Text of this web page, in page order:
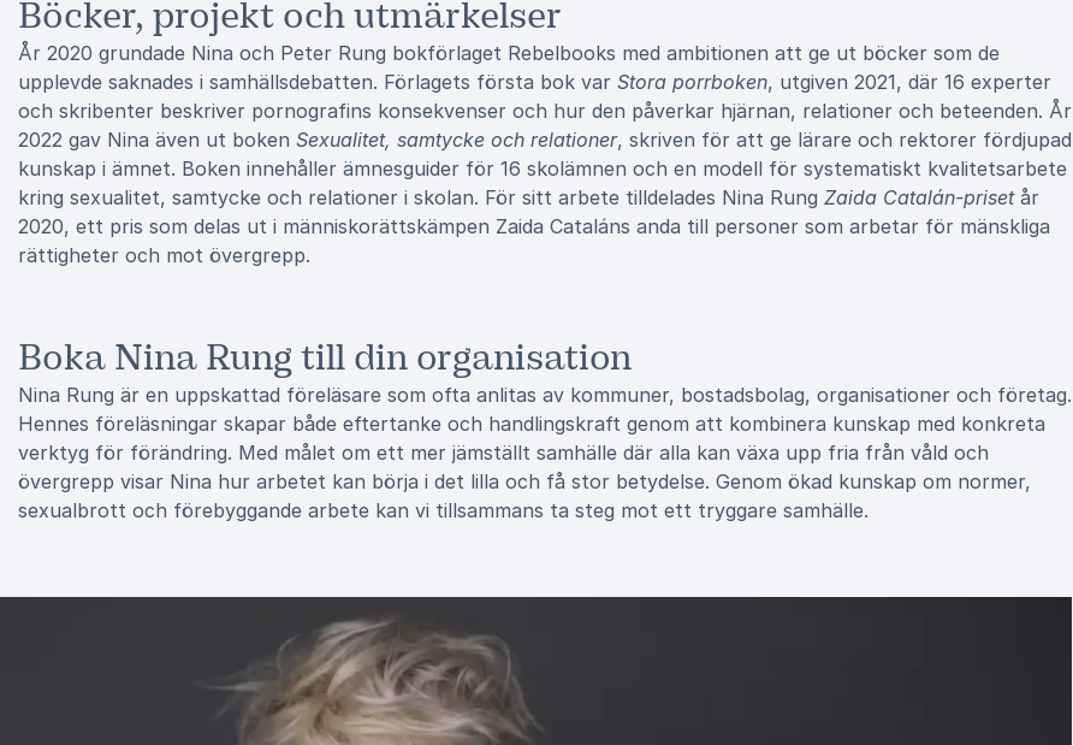
Böcker, projekt och utmärkelser
År 2020 grundade Nina och Peter Rung bokförlaget Rebelbooks med ambitionen att ge ut böcker som de
upplevde saknades i samhällsdebatten. Förlagets första bok var Stora porrboken, utgiven 2021, där 16 experter
och skribenter beskriver pornografins konsekvenser och hur den påverkar hjärnan, relationer och beteenden. År
2022 gav Nina även ut boken Sexualitet, samtycke och relationer, skriven för att ge lärare och rektorer fördjupad
kunskap i ämnet. Boken innehåller ämnesguider för 16 skolämnen och en modell för systematiskt kvalitetsarbete
kring sexualitet, samtycke och relationer i skolan. För sitt arbete tilldelades Nina Rung Zaida Catalán-prisetår
2020, ett pris som delas ut i människorättskämpen Zaida Cataláns anda till personer som arbetar för mänskliga
rättigheter och mot övergrepp.
Boka Nina Rung till din organisation
Nina Rung är en uppskattad föreläsare som ofta anlitas av kommuner, bostadsbolag, organisationer och företag.
Hennes föreläsningar skapar både eftertanke och handlingskraft genom att kombinera kunskap med konkreta
verktyg för förändring. Med målet om ett mer jämställt samhälle där alla kan växa upp fria från våld och
övergrepp visar Nina hur arbetet kan börja i det lilla och få stor betydelse. Genom ökad kunskap om normer,
sexualbrott och förebyggande arbete kan vi tillsammans ta steg mot ett tryggare samhälle.